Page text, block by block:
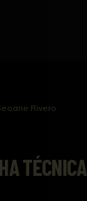
Rivero
TÉCNICA